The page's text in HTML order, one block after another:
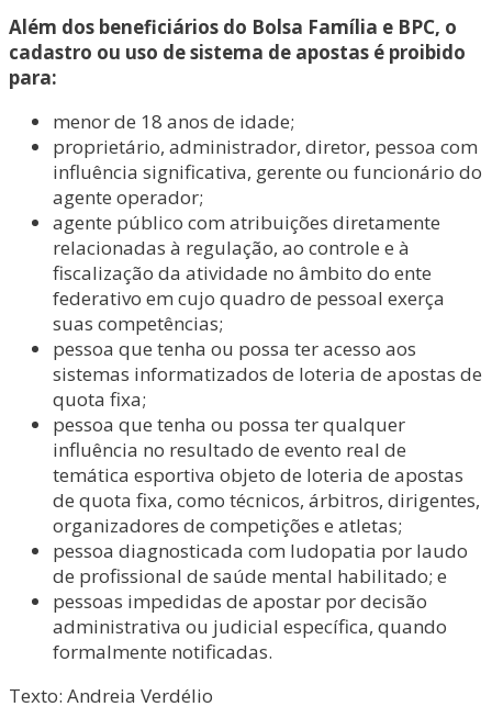
Além dos beneficiários do Bolsa Família e BPC, o
cadastro ou uso de sistema de apostas é proibido
para:
menor de 18 anos de idade;
proprietário, administrador, diretor, pessoa com
influência significativa, gerente ou funcionário do
agente operador;
agente público com atribuições diretamente
relacionadas à regulação, ao controle e à
fiscalização da atividade no âmbito do ente
federativo em cujo quadro de pessoal exerça
suas competências;
pessoa que tenha ou possa ter acesso aos
sistemas informatizados de loteria de apostas de
quota fixa;
pessoa que tenha ou possa ter qualquer
influência no resultado de evento real de
temática esportiva objeto de loteria de apostas
de quota fixa, como técnicos, árbitros, dirigentes,
organizadores de competições e atletas;
pessoa diagnosticada com ludopatia por laudo
de profissional de saúde mental habilitado; e
pessoas impedidas de apostar por decisão
administrativa ou judicial específica, quando
formalmente notificadas.
Texto: Andreia Verdélio